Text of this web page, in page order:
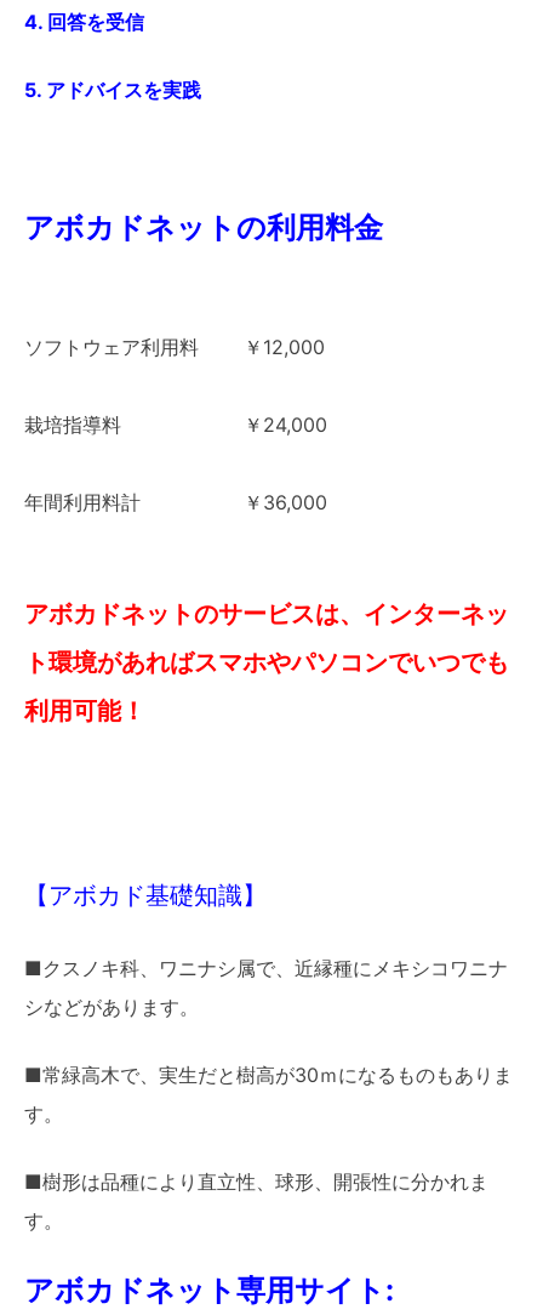
4. 回答を受信
5. アドバイスを実践
アボカドネットの利用料金
ソフトウェア利用料 ￥12,000
栽培指導料 ￥24,000
年間利用料計 ￥36,000
アボカドネットのサービスは、インターネッ
ト環境があればスマホやパソコンでいつでも
利用可能！
【アボカド基礎知識】
■クスノキ科、ワニナシ属で、近縁種にメキシコワニナ
シなどがあります。
■常緑高木で、実生だと樹高が30ｍになるものもありま
す。
■樹形は品種により直立性、球形、開張性に分かれま
す。
アボカドネット専用サイト: